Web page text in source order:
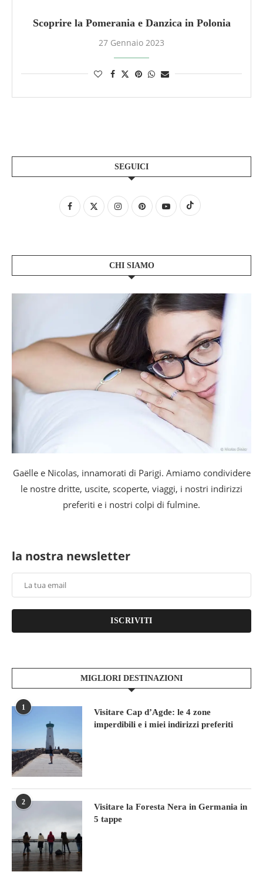
Scoprire la Pomerania e Danzica in Polonia
27 Gennaio 2023
SEGUICI
CHI SIAMO
Gaëlle e Nicolas, innamorati di Parigi. Amiamo condividere
le nostre dritte, uscite, scoperte, viaggi, i nostri indirizzi
preferiti e i nostri colpi di fulmine.
la nostra newsletter
ISCRIVITI
MIGLIORI DESTINAZIONI
1
Visitare Cap d’Agde: le 4 zone
imperdibili e i miei indirizzi preferiti
2
Visitare la Foresta Nera in Germania in
5 tappe